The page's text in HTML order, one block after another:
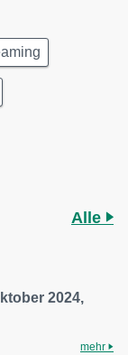
Alle
2024,
mehr